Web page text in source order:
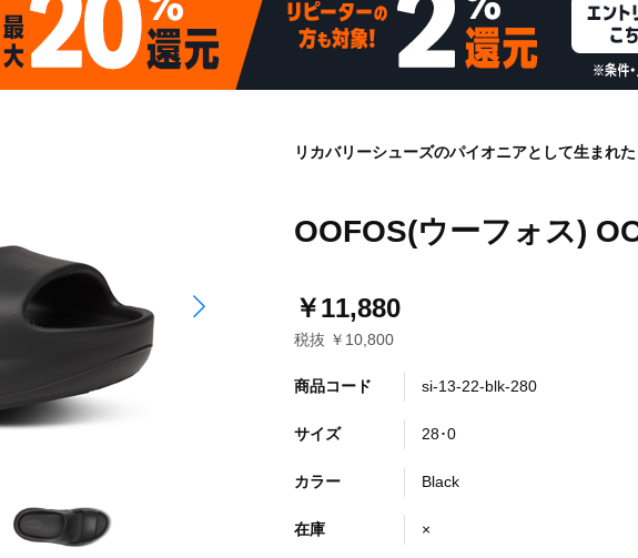
リカバリーシューズのパイオニアとして生まれた
OOFOS(ウーフォス)
￥11,880
税抜 ￥10,800
商品コード si-13-22-blk-280
サイズ 28･0
カラー Black
在庫 ×